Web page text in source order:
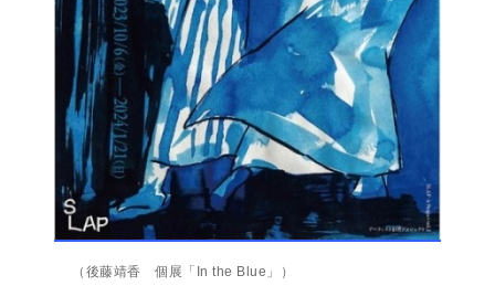
（後藤靖香 個展「In the Blue」）